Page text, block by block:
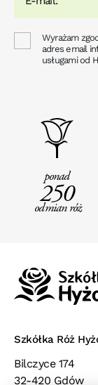
Wyrażam
adres email
usługami od
ponad
250
odmian róż
Szkółka Róż
Bilczyce 174
32-420 Gdów